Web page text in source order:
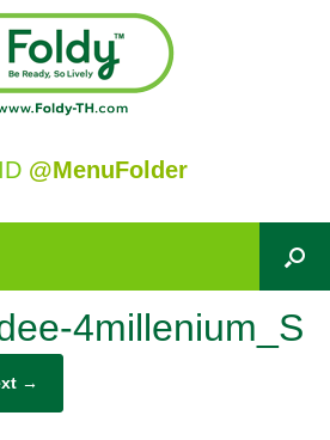
@MenuFolder
4millenium_S
→